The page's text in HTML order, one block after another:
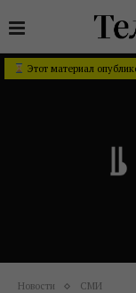
Этот материал
Новости СМИ